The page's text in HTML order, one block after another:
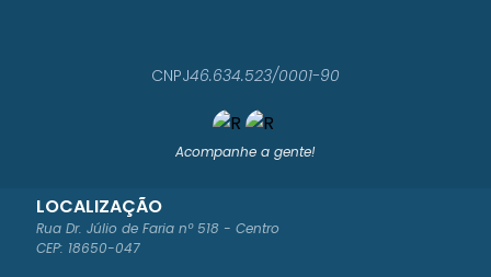
Acompanhe a gente!
LOCALIZAÇÃO
Rua Dr. Júlio de Faria nº 518 - Centro
CEP: 18650-047
CNPJ46.634.523/0001-90